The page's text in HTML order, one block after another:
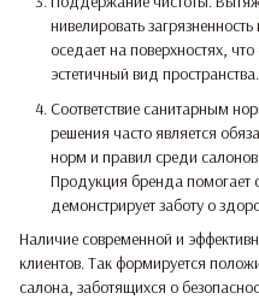
нивелировать
оседает на поверхностях,
эстетичный вид пространства.
Соответствие санитарным
решения часто является
норм и правил среди
Продукция бренда помогает
демонстрирует заботу о
Наличие современной и
клиентов. Так формируется
салона, заботящихся о